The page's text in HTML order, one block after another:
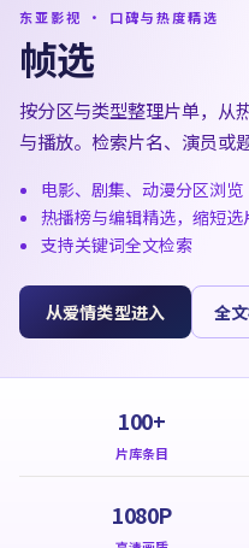
东亚影视 · 口碑与热度精选
帧选
按分区与类型整理片单，从
与播放。检索片名、演员或
电影、剧集、动漫分区浏览
热播榜与编辑精选，缩短选
支持关键词全文检索
从爱情类型进入 全
100+
片库条目
1080P